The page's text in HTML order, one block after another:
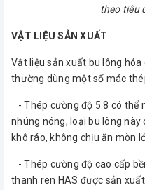
theo tiêu
VẬT LIỆU SẢN XUẤT
Vật liệu sản xuất bu lông
thường dùng một số mác
- Thép cường độ 5.8 có thể
nhúng nóng, loại bu lông
khô ráo, không chịu ăn mòn
- Thép cường độ cao cấp
thanh ren HAS được sản